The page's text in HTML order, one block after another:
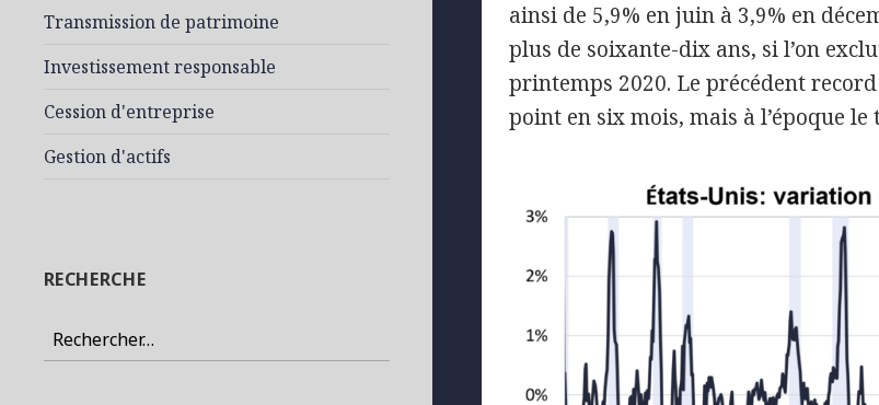
Transmission de patrimoine
Investissement responsable
Cession d'entreprise
Gestion d'actifs
RECHERCHE
Rechercher :
ainsi de 5,9% en juin à 3,9% en
plus de soixante-dix ans, si l’on
printemps 2020. Le précédent
point en six mois, mais à l’époque